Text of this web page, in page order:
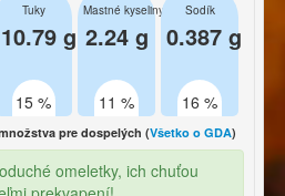
Tuky
10.79 g
15 %
Mastné kyseliny
2.24 g
11 %
Sodík
0.387 g
16 %
pre dospelých (Všetko o GDA)
omeletky, ich chuťou